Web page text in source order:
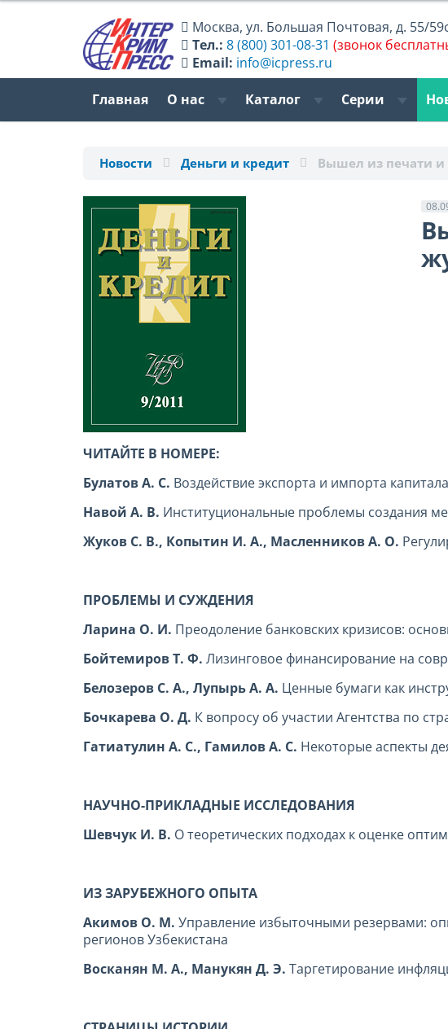
Москва,ул. Большая Почтовая, д. 55/
Тел.: 8 (800) 301-08-31 (звонок
Email: info@icpress.ru
Главная О нас Каталог Серии
Новости Деньги и кредит Вышел из печати и
ЧИТАЙТЕ В НОМЕРЕ:
Булатов А. С. Воздействие экспорта и импорта
Навой А. В. Институциональные проблемы создания
Жуков С. В., Копытин И. А., Масленников А. О.
ПРОБЛЕМЫ И СУЖДЕНИЯ
Ларина О. И. Преодоление банковских кризисов:
Бойтемиров Т. Ф. Лизинговое финансирование на
Белозеров С. А., Лупырь А. А. Ценные бумаги как
Бочкарева О. Д. К вопросу об участии Агентства по
Гатиатулин А. С., Гамилов А. С. Некоторые аспекты
НАУЧНО-ПРИКЛАДНЫЕ ИССЛЕДОВАНИЯ
Шевчук И. В. О теоретических подходах к оценке
ИЗ ЗАРУБЕЖНОГО ОПЫТА
Акимов О. М. Управление избыточными резервами:
регионов Узбекистана
Восканян М. А., Манукян Д. Э. Таргетирование